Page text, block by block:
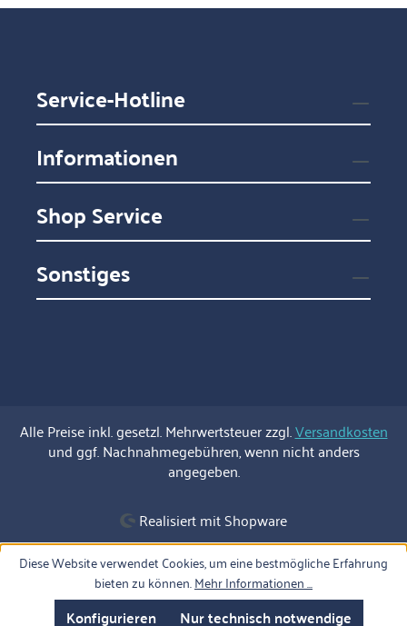
Service-Hotline
Informationen
Shop Service
Sonstiges
Alle Preise inkl. gesetzl. Mehrwertsteuer zzgl.Versandkosten
und ggf. Nachnahmegebühren, wenn nicht anders
angegeben.
Realisiert mit Shopware
Diese Website verwendet Cookies, um eine bestmögliche Erfahrung
bieten zu können.Mehr Informationen ...
Nur technisch notwendige
Konfigurieren